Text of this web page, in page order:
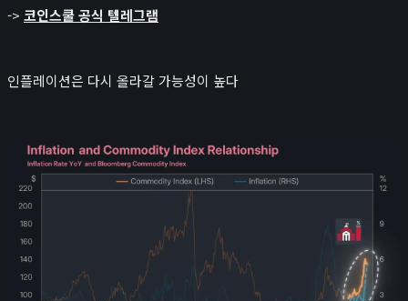
-> 코인스쿨 공식 텔레그램
인플레이션은 다시 올라갈 가능성이 높다